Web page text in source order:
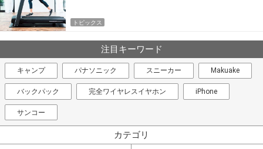
トピックス
注目キーワード
キャンプ パナソニック スニーカー Makuake
バックパック 完全ワイヤレスイヤホン iPhone
サンコー
カテゴリ